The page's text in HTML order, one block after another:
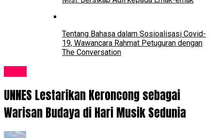
Tentang Bahasa dalam Sosioalisasi Covid-
19, Wawancara Rahmat Petuguran dengan
The Conversation
UNNES Lestarikan Keroncong sebagai
Warisan Budaya di Hari Musik Sedunia